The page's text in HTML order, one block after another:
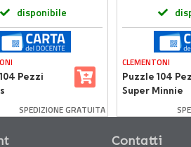
disponibile
Pezzi
SPEDIZIONE GRATUITA
CLEMENTONI
Puzzle 104
Super Minnie
Contatti